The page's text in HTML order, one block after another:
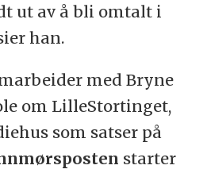
ut av å bli omtalt i
han.
med Bryne
om LilleStortinget,
som satser på
starter